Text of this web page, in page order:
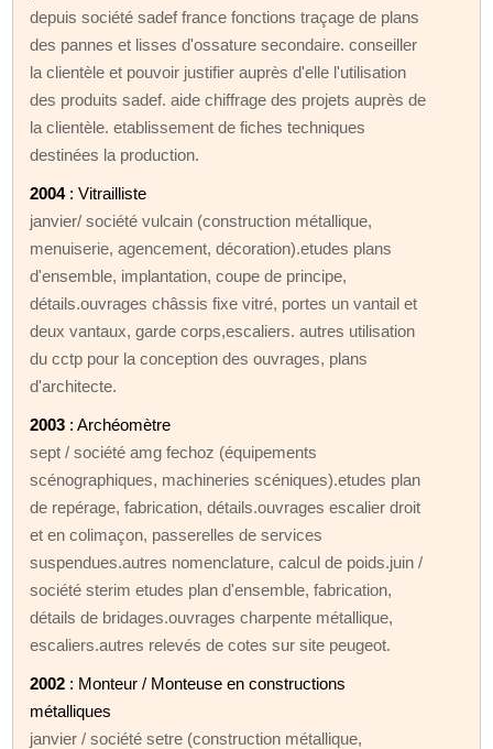
depuis société sadef france fonctions traçage de plans
des pannes et lisses d'ossature secondaire. conseiller
la clientèle et pouvoir justifier auprès d'elle l'utilisation
des produits sadef. aide chiffrage des projets auprès de
la clientèle. etablissement de fiches techniques
destinées la production.
2004: Vitrailliste
janvier/ société vulcain (construction métallique,
menuiserie, agencement, décoration).etudes plans
d'ensemble, implantation, coupe de principe,
détails.ouvrages châssis fixe vitré, portes un vantail et
deux vantaux, garde corps,escaliers. autres utilisation
du cctp pour la conception des ouvrages, plans
d'architecte.
2003 : Archéomètre
sept / société amg fechoz (équipements
scénographiques, machineries scéniques).etudes plan
de repérage, fabrication, détails.ouvrages escalier droit
et en colimaçon, passerelles de services
suspendues.autres nomenclature, calcul de poids.juin /
société sterim etudes plan d'ensemble, fabrication,
détails de bridages.ouvrages charpente métallique,
escaliers.autres relevés de cotes sur site peugeot.
2002 : Monteur / Monteuse en constructions
métalliques
janvier / société setre (construction métallique,